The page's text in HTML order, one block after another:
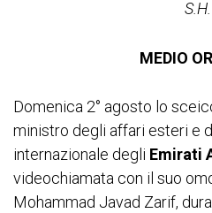
S.H.
MEDIO
Domenica 2° agosto lo
ministro degli affari esteri e
internazionale degli Emirati
videochiamata con il suo
Mohammad Javad Zarif,